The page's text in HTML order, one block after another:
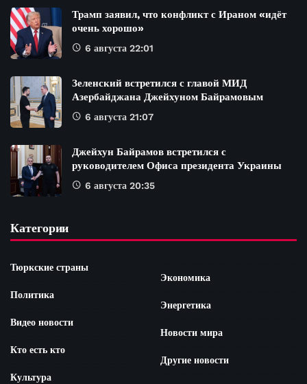
Трамп заявил, что конфликт с Ираном «идёт
очень хорошо»
6 августа 22:01
Зеленский встретился с главой МИД
Азербайджана Джейхуном Байрамовым
6 августа 21:07
Джейхун Байрамов встретился с
руководителем Офиса президента Украины
6 августа 20:35
Категории
Тюркские страны
Политика
Видео новости
Кто есть кто
Культура
Экономика
Энергетика
Новости мира
Другие новости